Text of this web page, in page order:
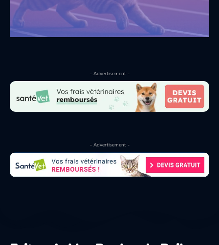
- Advertisement -
- Advertisement -